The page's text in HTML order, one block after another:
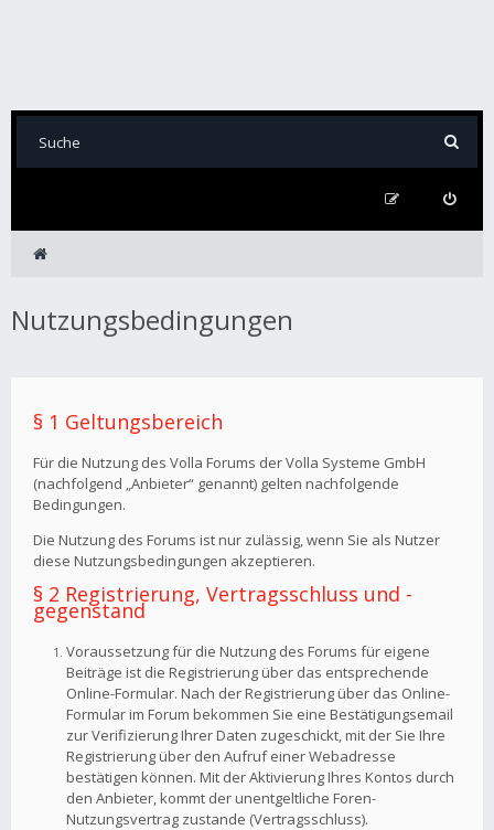
Nutzungsbedingungen
§ 1 Geltungsbereich
Für die Nutzung des Volla Forums der Volla Systeme GmbH
(nachfolgend „Anbieter“ genannt) gelten nachfolgende
Bedingungen.
Die Nutzung des Forums ist nur zulässig, wenn Sie als Nutzer
diese Nutzungsbedingungen akzeptieren.
§ 2 Registrierung, Vertragsschluss und -
gegenstand
Voraussetzung für die Nutzung des Forums für eigene
Beiträge ist die Registrierung über das entsprechende
Online-Formular. Nach der Registrierung über das Online-
Formular im Forum bekommen Sie eine Bestätigungsemail
zur Verifizierung Ihrer Daten zugeschickt, mit der Sie Ihre
Registrierung über den Aufruf einer Webadresse
bestätigen können. Mit der Aktivierung Ihres Kontos durch
den Anbieter, kommt der unentgeltliche Foren-
Nutzungsvertrag zustande (Vertragsschluss).